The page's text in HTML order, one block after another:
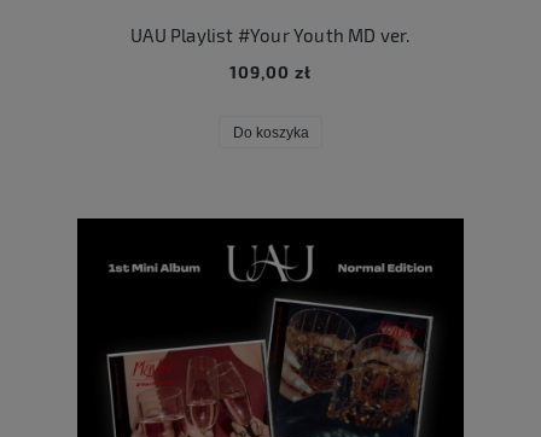
UAU Playlist #Your Youth MD ver.
109,00 zł
Do koszyka